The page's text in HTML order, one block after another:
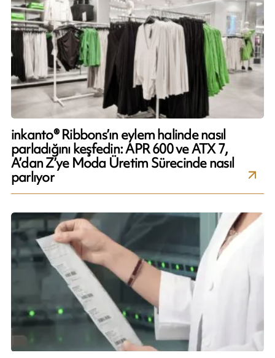
inkanto® Ribbons’ın eylem halinde nasıl
parladığını keşfedin: APR 600 ve ATX 7,
A’dan Z’ye Moda Üretim Sürecinde nasıl
parlıyor